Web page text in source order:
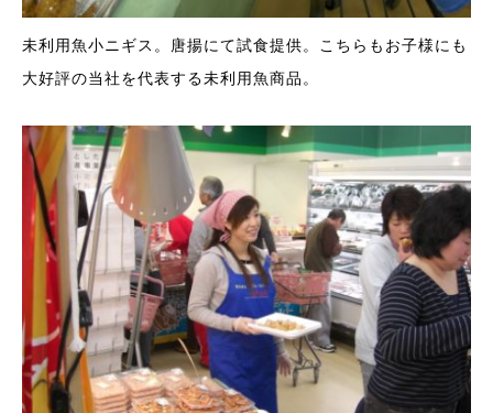
未利用魚小ニギス。唐揚にて試食提供。こちらもお子様にも
大好評の当社を代表する未利用魚商品。